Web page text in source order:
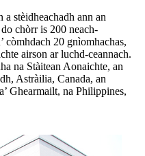
a stèidheachadh ann an
chòrr is 200 neach-
còmhdach 20 gnìomhachas,
airson ar luchd-ceannach.
na Stàitean Aonaichte, an
Astràilia, Canada, an
Ghearmailt, na Philippines,